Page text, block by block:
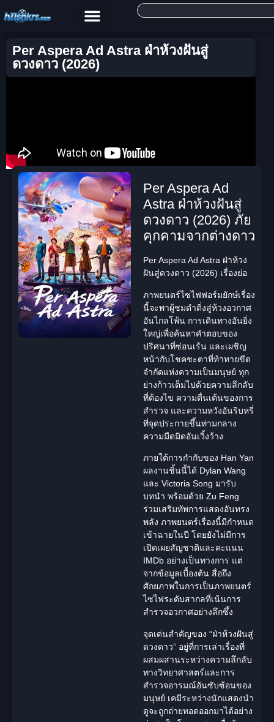
Per Aspera Ad Astra ฝ่าห้วงฝันสู่
ดวงดาว (2026)
Per Aspera Ad
Astra ฝ่าห้วงฝันสู่
ดวงดาว (2026) ภัย
คุกคามจากต่างดาว
Per Aspera Ad Astra ฝ่าห้วง
ฝันสู่ดวงดาว (2026) เรื่องย่อ
ภาพยนตร์ไซไฟฟอร์มยักษ์เรื่อง
นี้จะพาผู้ชมดำดิ่งสู่ห้วงอวกาศ
อันไกลโพ้น การเดินทางอันยิ่ง
ใหญ่เพื่อค้นหาคำตอบของ
ปริศนาที่ซ่อนเร้น และเผชิญ
หน้ากับโชคชะตาที่ท้าทายขีด
จำกัดแห่งความเป็นมนุษย์ ทุก
ย่างก้าวเต็มไปด้วยความลึกลับ
ที่ต้องไข ความตื่นเต้นของการ
สำรวจ และความหวังอันริบหรี่
ที่จุดประกายขึ้นท่ามกลาง
ความมืดมิดอันเวิ้งว้าง
ภายใต้การกำกับของ Han Yan
ผลงานชิ้นนี้ได้ Dylan Wang
และ Victoria Song มารับ
บทนำ พร้อมด้วย Zu Feng
ร่วมเสริมทัพการแสดงอันทรง
พลัง ภาพยนตร์เรื่องนี้มีกำหนด
เข้าฉายในปี โดยยังไม่มีการ
เปิดเผยสัญชาติและคะแนน
IMDb อย่างเป็นทางการ แต่
จากข้อมูลเบื้องต้น สื่อถึง
ศักยภาพในการเป็นภาพยนตร์
ไซไฟระดับสากลที่เน้นการ
สำรวจอวกาศอย่างลึกซึ้ง
จุดเด่นสำคัญของ “ฝ่าห้วงฝันสู่
ดวงดาว” อยู่ที่การเล่าเรื่องที่
ผสมผสานระหว่างความลึกลับ
ทางวิทยาศาสตร์และการ
สำรวจอารมณ์อันซับซ้อนของ
มนุษย์ เคมีระหว่างนักแสดงนำ
ดูจะถูกถ่ายทอดออกมาได้อย่าง